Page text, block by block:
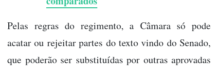
Pelas regras do regimento, a Câmara só pode
acatar ou rejeitar partes do texto vindo do Senado,
que poderão ser substituídas por outras aprovadas